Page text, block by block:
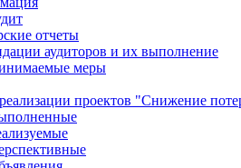
отчеты
аудиторов и их выполнение
меры
проектов "Снижение